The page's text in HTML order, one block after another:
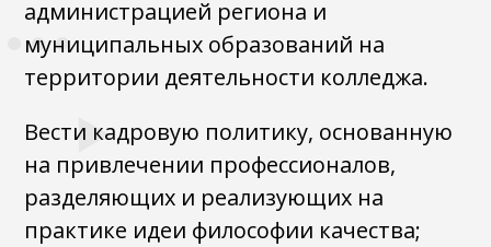
администрацией региона и
муниципальных образований на
территории деятельности колледжа.
Вести кадровую политику, основанную
на привлечении профессионалов,
разделяющих и реализующих на
практике идеи философии качества;